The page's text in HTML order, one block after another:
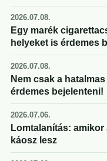
2026.07.08.
Egy marék
helyeket is érdemes
2026.07.08.
Nem csak a
érdemes bejelenteni!
2026.07.06.
Lomtalanítás:
káosz lesz